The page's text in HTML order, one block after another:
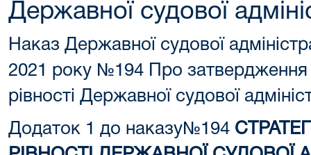
Державної судової
Наказ Державної судової
2021 року №194 Про затвердження
рівності Державної судової
Додаток 1 до наказу№194